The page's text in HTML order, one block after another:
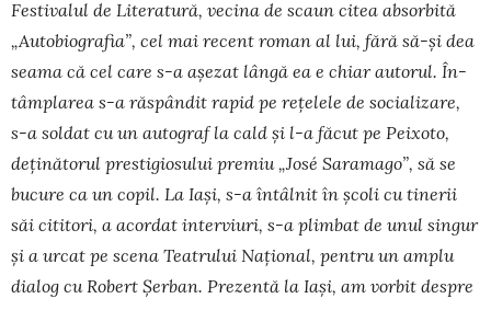
Fes­tivalul de Literatură, vecina de scaun citea ab­sorbită
„Autobiografia”, cel mai recent roman al lui, fără să-și dea
seama că cel care s-a așezat lângă ea e chiar autorul. În­
tâm­plarea s-a răs­pândit rapid pe rețelele de socializare,
s-a soldat cu un autograf la cald și l-a făcut pe Peixoto,
de­ți­nă­torul prestigiosului premiu „José Sa­ra­ma­go”, să se
bucure ca un copil. La Iași, s-a în­tâlnit în școli cu tinerii
săi cititori, a acor­dat interviuri, s-a plimbat de unul singur
și a urcat pe scena Teatrului Na­țional, pen­tru un amplu
dialog cu Robert Șerban. Pre­zentă la Iași, am vorbit despre